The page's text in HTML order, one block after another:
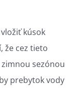
kúsok
že cez tieto
sezónou
prebytok vody